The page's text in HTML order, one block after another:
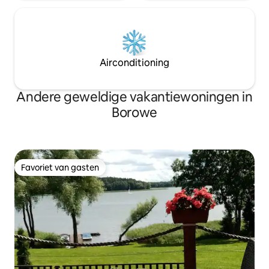
Airconditioning
Andere geweldige vakantiewoningen in
Borowe
Favoriet van gasten
Favoriet van gasten